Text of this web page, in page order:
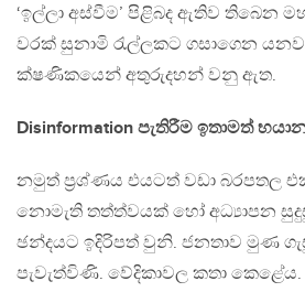
‘ඉල්ලා අස්වීම’ පිළිබද ඇතිව තිබෙන
වරක් සුනාමි රැල්ලකට ගසාගෙන
ක්ෂණිකයෙන් අතුරුදහන් වනු ඇත.
Disinformation පැතිරීම ඉතාමත්
නමුත් ප්‍රශ්ණය එයටත් වඩා බරපතල
නොමැති තත්ත්වයක් හෝ අධ්‍යාපන
ඡන්දයට ඉදිරිපත් වුනි. ජනතාව මුණ
පැවැත්විණි. වේදිකාවල කතා